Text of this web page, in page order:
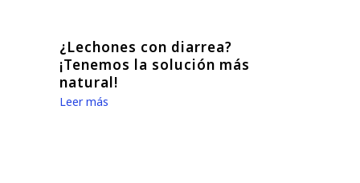
¿Lechones con diarrea?
¡Tenemos la solución más
natural!
Leer más